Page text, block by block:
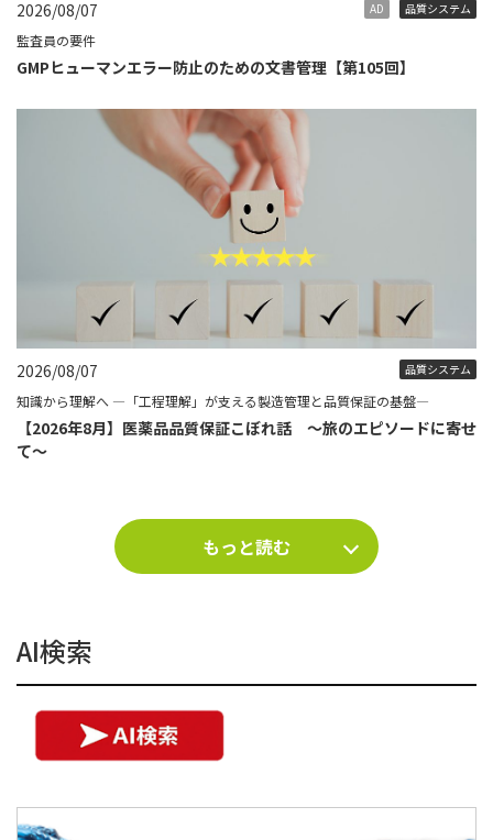
2026/08/07 AD 品質システム
監査員の要件
GMPヒューマンエラー防止のための文書管理【第105回】
2026/08/07 品質システム
知識から理解へ ―「工程理解」が支える製造管理と品質保証の基盤―
【2026年8月】医薬品品質保証こぼれ話 ～旅のエピソードに寄せ
て～
もっと読む
AI検索